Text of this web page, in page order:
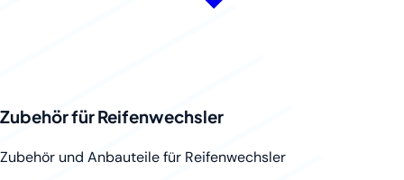
Zubehör für Reifenwechsler
Zubehör und Anbauteile für Reifenwechsler